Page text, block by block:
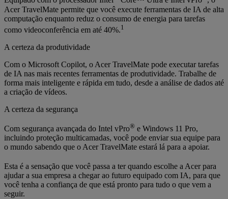
Acer TravelMate permite que você execute ferramentas de IA de alta
computação enquanto reduz o consumo de energia para tarefas
como videoconferência em até 40%.1
A certeza da produtividade
Com o Microsoft Copilot, o Acer TravelMate pode executar tarefas
de IA nas mais recentes ferramentas de produtividade. Trabalhe de
forma mais inteligente e rápida em tudo, desde a análise de dados até
a criação de vídeos.
A certeza da segurança
Com segurança avançada do Intel vPro® e Windows 11 Pro,
incluindo proteção multicamadas, você pode enviar sua equipe para
o mundo sabendo que o Acer TravelMate estará lá para a apoiar.
Esta é a sensação que você passa a ter quando escolhe a Acer para
ajudar a sua empresa a chegar ao futuro equipado com IA, para que
você tenha a confiança de que está pronto para tudo o que vem a
seguir.